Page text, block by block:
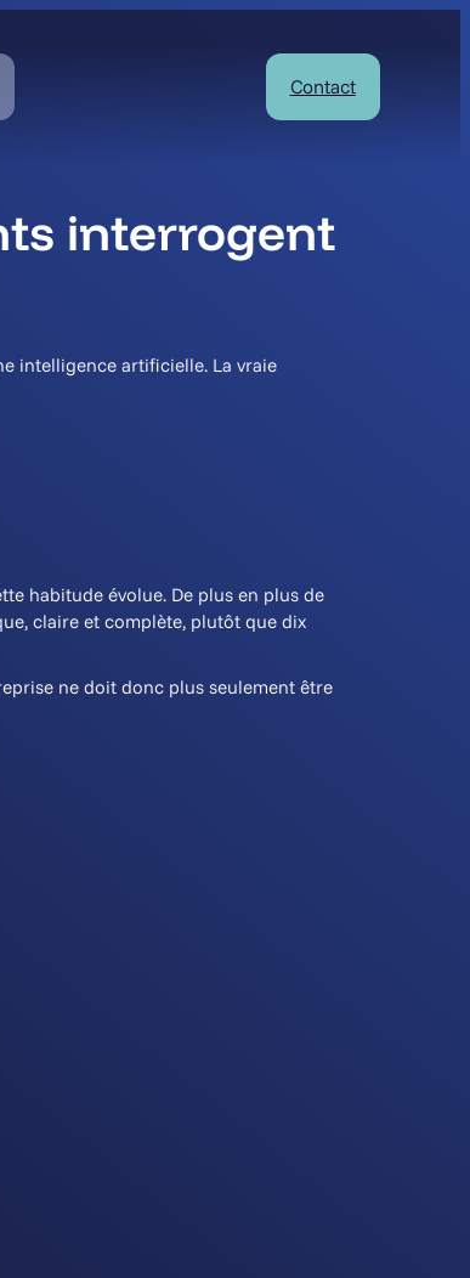
Contact
interrogent
intelligence artificielle. La vraie
habitude évolue. De plus en plus de
claire et complète, plutôt que dix
ne doit donc plus seulement être